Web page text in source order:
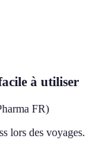
à utiliser
FR)
lors des voyages.